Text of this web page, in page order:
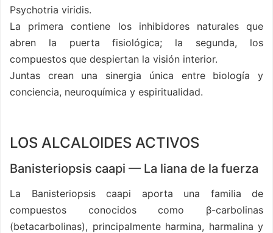
Psychotria viridis.
La primera contiene los inhibidores naturales que
abren la puerta fisiológica; la segunda, los
compuestos que despiertan la visión interior.
Juntas crean una sinergia única entre biología y
conciencia, neuroquímica y espiritualidad.
LOS ALCALOIDES ACTIVOS
Banisteriopsis caapi — La liana de la fuerza
La Banisteriopsis caapi aporta una familia de
compuestos conocidos como β-carbolinas
(betacarbolinas), principalmente harmina, harmalina y